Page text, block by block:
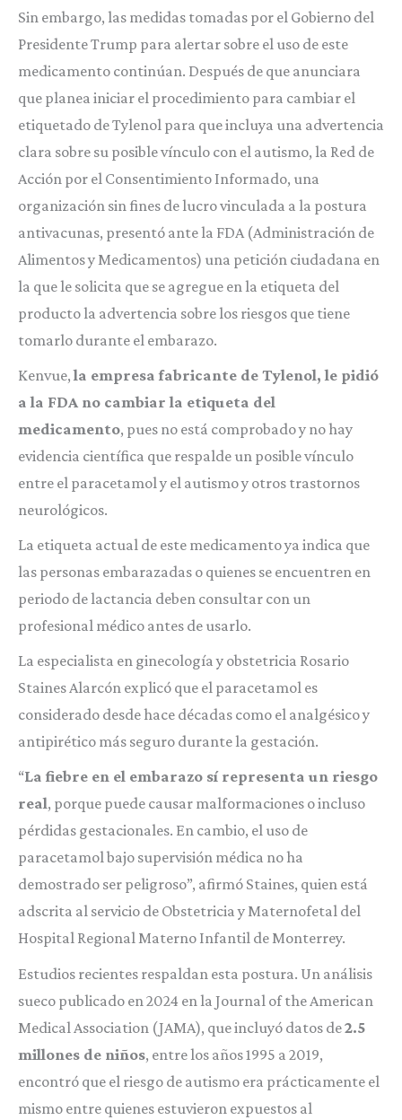
Sin embargo, las medidas tomadas por el Gobierno del
Presidente Trump para alertar sobre el uso de este
medicamento continúan. Después de que anunciara
que planea iniciar el procedimiento para cambiar el
etiquetado de Tylenol para que incluya una advertencia
clara sobre su posible vínculo con el autismo, la Red de
Acción por el Consentimiento Informado, una
organización sin fines de lucro vinculada a la postura
antivacunas, presentó ante la FDA (Administración de
Alimentos y Medicamentos) una petición ciudadana en
la que le solicita que se agregue en la etiqueta del
producto la advertencia sobre los riesgos que tiene
tomarlo durante el embarazo.
Kenvue,la empresa fabricante de Tylenol, le pidió
a la FDA no cambiar la etiqueta del
medicamento, pues no está comprobado y no hay
evidencia científica que respalde un posible vínculo
entre el paracetamol y el autismo y otros trastornos
neurológicos.
La etiqueta actual de este medicamento ya indica que
las personas embarazadas o quienes se encuentren en
periodo de lactancia deben consultar con un
profesional médico antes de usarlo.
La especialista en ginecología y obstetricia Rosario
Staines Alarcón explicó que el paracetamol es
considerado desde hace décadas como el analgésico y
antipirético más seguro durante la gestación.
“La fiebre en el embarazo sí representa un riesgo
real, porque puede causar malformaciones o incluso
pérdidas gestacionales. En cambio, el uso de
paracetamol bajo supervisión médica no ha
demostrado ser peligroso”, afirmó Staines, quien está
adscrita al servicio de Obstetricia y Maternofetal del
Hospital Regional Materno Infantil de Monterrey.
Estudios recientes respaldan esta postura. Un análisis
sueco publicado en 2024 en la Journal of the American
Medical Association (JAMA), que incluyó datos de2.5
millones de niños, entre los años 1995 a 2019,
encontró que el riesgo de autismo era prácticamente el
mismo entre quienes estuvieron expuestos al